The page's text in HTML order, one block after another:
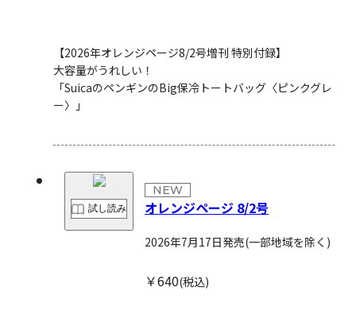
【2026年オレンジページ8/2号増刊 特別付録】
大容量がうれしい！
「SuicaのペンギンのBig保冷トートバッグ〈ピンクグレ
ー〉」
試し読み
NEW
オレンジページ 8/2号
2026年7月17日発売(一部地域を除く)
￥640(税込)